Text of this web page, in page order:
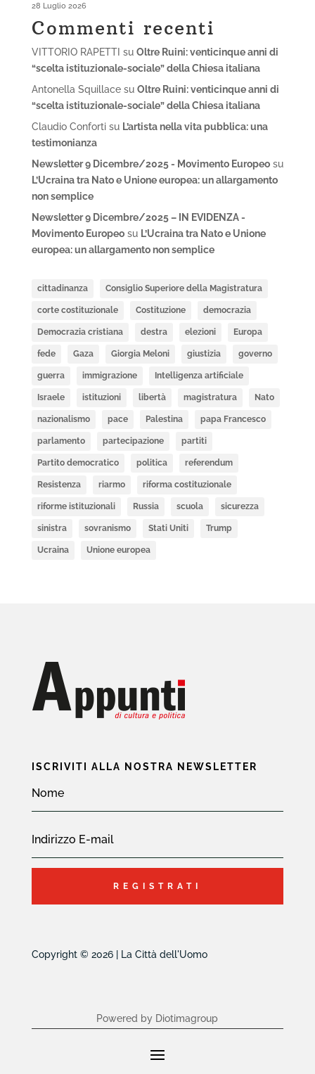
28 Luglio 2026
Commenti recenti
VITTORIO RAPETTI su Oltre Ruini: venticinque anni di
“scelta istituzionale-sociale” della Chiesa italiana
Antonella Squillacesu Oltre Ruini: venticinque anni di
“scelta istituzionale-sociale” della Chiesa italiana
Claudio Confortisu L’artista nella vita pubblica: una
testimonianza
Newsletter 9 Dicembre/2025 - Movimento Europeosu
L’Ucraina tra Nato e Unione europea: un allargamento
non semplice
Newsletter 9 Dicembre/2025 – IN EVIDENZA -
Movimento Europeosu L’Ucraina tra Nato e Unione
europea: un allargamento non semplice
cittadinanza Consiglio Superiore della Magistratura
corte costituzionale Costituzione democrazia
Democrazia cristiana destra elezioni Europa
fede Gaza Giorgia Meloni giustizia governo
guerra immigrazione Intelligenza artificiale
Israele istituzioni libertà magistratura Nato
nazionalismo pace Palestina papa Francesco
parlamento partecipazione partiti
Partito democratico politica referendum
Resistenza riarmo riforma costituzionale
riforme istituzionali Russia scuola sicurezza
sinistra sovranismo Stati Uniti Trump
Ucraina Unione europea
ISCRIVITI ALLA NOSTRA NEWSLETTER
REGISTRATI
Copyright © 2026 | La Città dell'Uomo
Powered by Diotimagroup